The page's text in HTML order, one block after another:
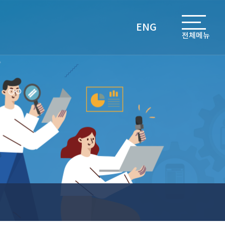
ENG
전체메뉴